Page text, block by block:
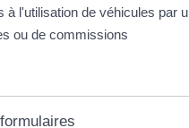
à l'utilisation de véhicules par
ou de commissions